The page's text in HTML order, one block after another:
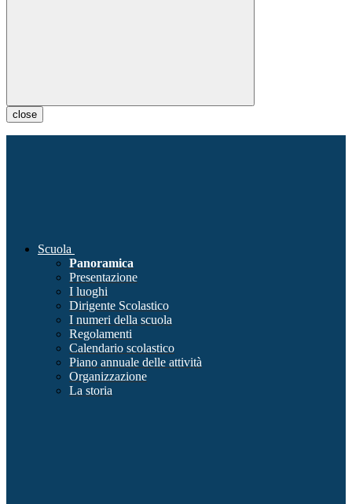
close
Scuola
Panoramica
Presentazione
I luoghi
Dirigente Scolastico
I numeri della scuola
Regolamenti
Calendario scolastico
Piano annuale delle attività
Organizzazione
La storia